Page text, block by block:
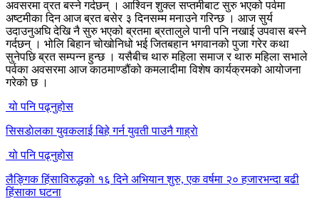
अवसरमा व्रत बस्ने गर्दछन् । आश्विन शुक्ल सप्तमीबाट सुरु भएको पर्वमा
अष्टमीका दिन आज ब्रत बसेर ३ दिनसम्म मनाउने गरिन्छ । आज सुर्य
उदाउनुअघि देखि नै सुरु भएको ब्रतमा ब्रतालुले पानी पनि नखाई उपवास बस्ने
गर्दछन् । भोलि बिहान चोखोनिधो भई जितबहान भगवानको पुजा गरेर कथा
सुनेपछि ब्रत सम्पन्न हुन्छ । यसैबीच थारु महिला समाज र थारु महिला सभाले
पर्वका अवसरमा आज काठमाण्डौंको कमलादीमा विशेष कार्यक्रमको आयोजना
गरेको छ ।
यो पनि पढ्नुहोस
सिसडाेलका युवकलाई बिहे गर्न युवती पाउनै गाह्राे
यो पनि पढ्नुहोस
लैङ्गिक हिंसाविरुद्धको १६ दिने अभियान शुरु, एक वर्षमा २० हजारभन्दा बढी
हिंसाका घटना